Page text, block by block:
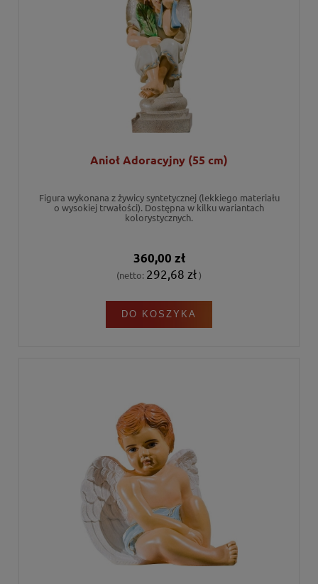
Anioł Adoracyjny (55 cm)
Figura wykonana z żywicy syntetycznej (lekkiego materiału
o wysokiej trwałości). Dostępna w kilku wariantach
kolorystycznych.
360,00 zł
(netto: 292,68 zł)
DO KOSZYKA